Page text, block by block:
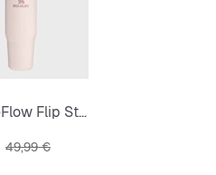
The IceFlow Flip Straw 2.0 Tumbler | 0,9L
Prezzo originale
49,99 €